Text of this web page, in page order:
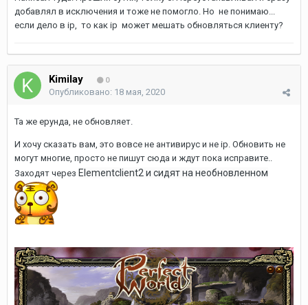
добавлял в исключения и тоже не помогло. Но не понимаю...
если дело в ip, то как ip может мешать обновляться клиенту?
Kimilay 0
Опубликовано: 18 мая, 2020
Та же ерунда, не обновляет.
И хочу сказать вам, это вовсе не антивирус и не ip. Обновить не
могут многие, просто не пишут сюда и ждут пока исправите..
Заходят через Elementclient2 и сидят на необновленном